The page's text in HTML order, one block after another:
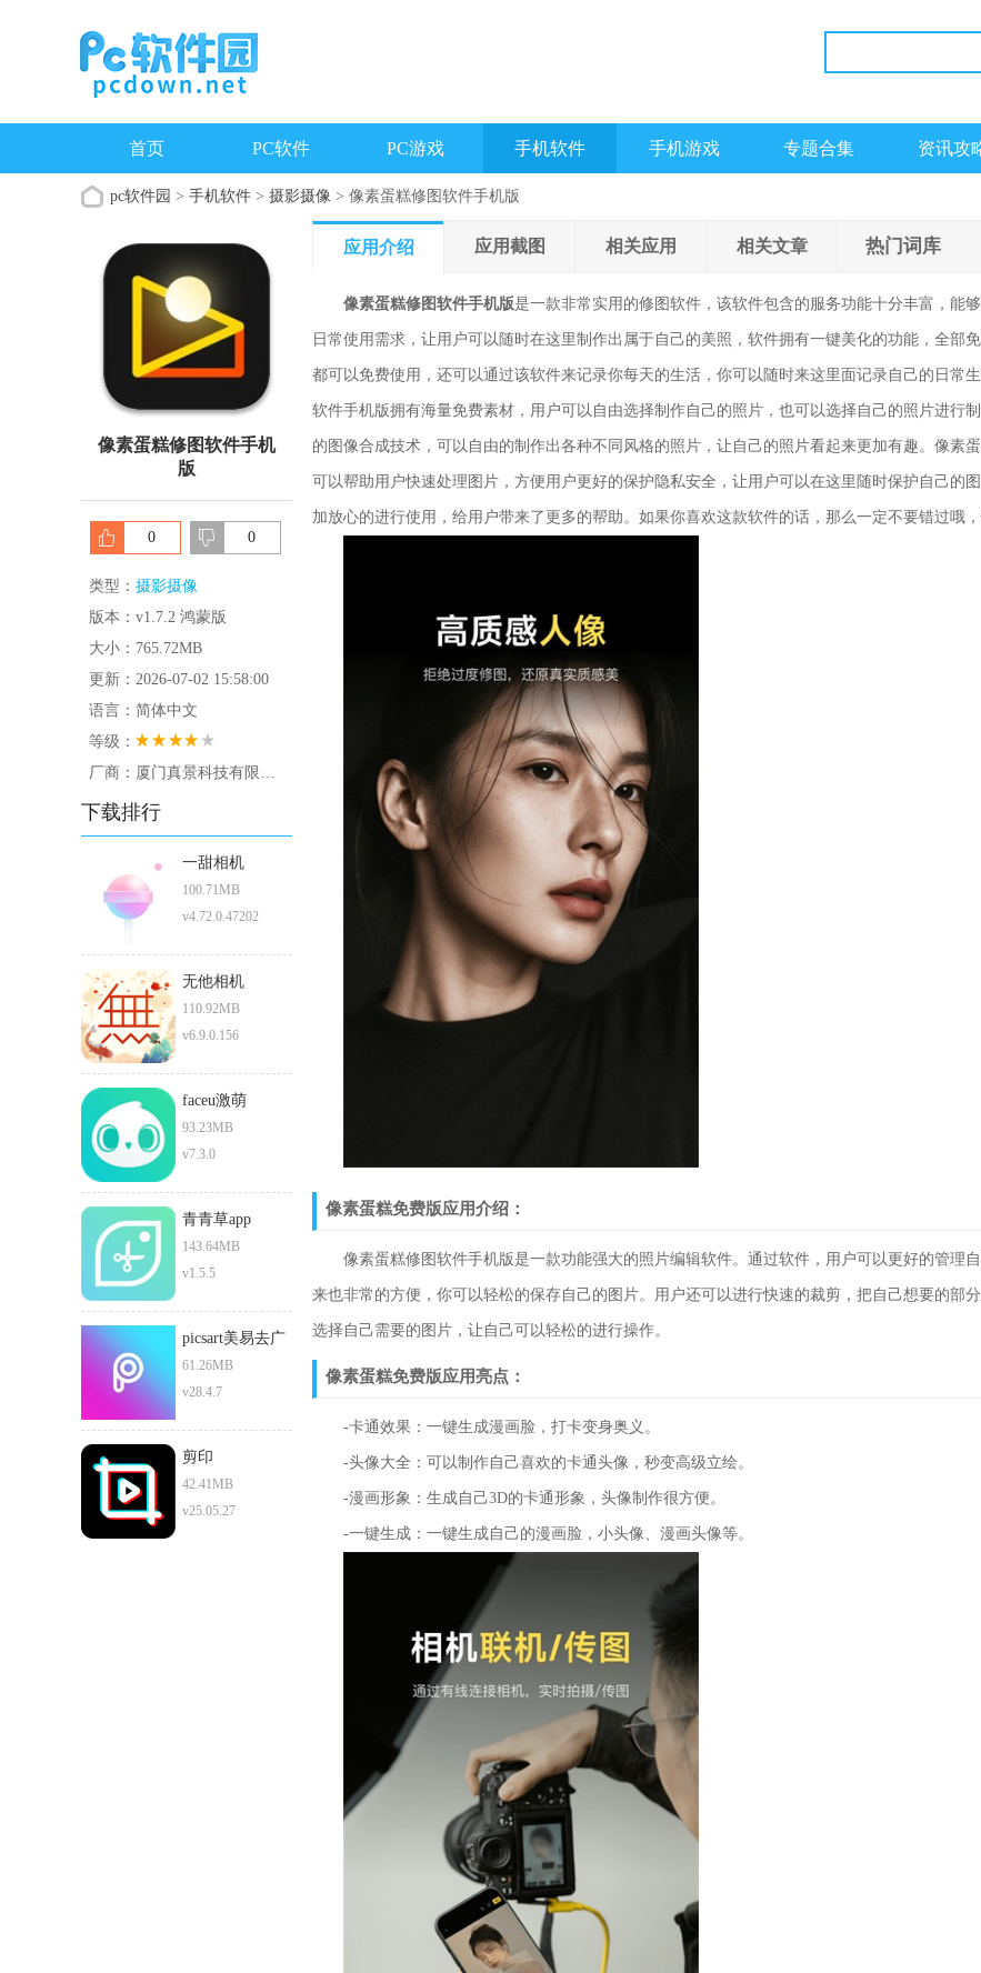
首页 PC软件 PC游戏 手机软件 手机游戏 专题合集 资讯攻
pc软件园 > 手机软件 > 摄影摄像 > 像素蛋糕修图软件手机版
像素蛋糕修图软件手机
版
0 0
类型： 摄影摄像
版本：v1.7.2 鸿蒙版
大小：765.72MB
更新：2026-07-02 15:58:00
语言：简体中文
等级：
厂商：厦门真景科技有限公司
下载排行
一甜相机
100.71MB
v4.72.0.47202
无他相机
110.92MB
v6.9.0.156
faceu激萌
93.23MB
v7.3.0
青青草app
143.64MB
v1.5.5
picsart美易去广
告版
61.26MB
v28.4.7
剪印
42.41MB
v25.05.27
应用介绍 应用截图 相关应用 相关文章 热门词库
像素蛋糕修图软件手机版是一款非常实用的修图软件，该软件包含的服务功能十分丰富，能
日常使用需求，让用户可以随时在这里制作出属于自己的美照，软件拥有一键美化的功能，全部
都可以免费使用，还可以通过该软件来记录你每天的生活，你可以随时来这里面记录自己的日常
软件手机版拥有海量免费素材，用户可以自由选择制作自己的照片，也可以选择自己的照片进行
的图像合成技术，可以自由的制作出各种不同风格的照片，让自己的照片看起来更加有趣。像素
可以帮助用户快速处理图片，方便用户更好的保护隐私安全，让用户可以在这里随时保护自己的
加放心的进行使用，给用户带来了更多的帮助。如果你喜欢这款软件的话，那么一定不要错过哦，
像素蛋糕免费版应用介绍：
像素蛋糕修图软件手机版是一款功能强大的照片编辑软件。通过软件，用户可以更好的管理
来也非常的方便，你可以轻松的保存自己的图片。用户还可以进行快速的裁剪，把自己想要的部
选择自己需要的图片，让自己可以轻松的进行操作。
像素蛋糕免费版应用亮点：
-卡通效果：一键生成漫画脸，打卡变身奥义。
-头像大全：可以制作自己喜欢的卡通头像，秒变高级立绘。
-漫画形象：生成自己3D的卡通形象，头像制作很方便。
-一键生成：一键生成自己的漫画脸，小头像、漫画头像等。